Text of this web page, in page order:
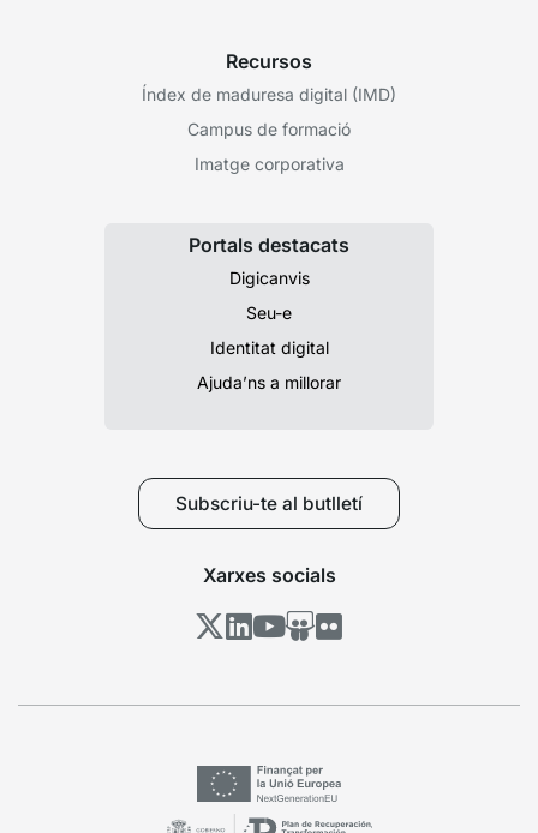
Recursos
Índex de maduresa digital (IMD)
Campus de formació
Imatge corporativa
Portals destacats
Digicanvis
Seu-e
Identitat digital
Ajuda’ns a millorar
Subscriu-te al butlletí
Xarxes socials